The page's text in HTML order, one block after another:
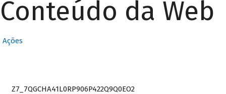
Conteúdo da Web
Ações
Z7_7QGCHA41L0RP906P422Q9Q0EO2